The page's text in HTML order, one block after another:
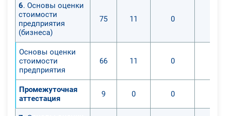
6. Основы оценки
стоимости
предприятия
(бизнеса)
75 11 0
Основы оценки
стоимости
предприятия
66 11 0
Промежуточная
аттестация
9 0 0